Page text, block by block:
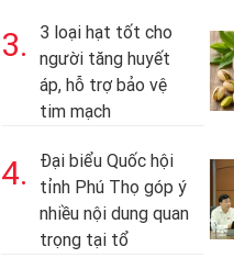
3.
3 loại hạt tốt cho
người tăng huyết
áp, hỗ trợ bảo vệ
tim mạch
4.
Đại biểu Quốc hội
tỉnh Phú Thọ góp ý
nhiều nội dung quan
trọng tại tổ